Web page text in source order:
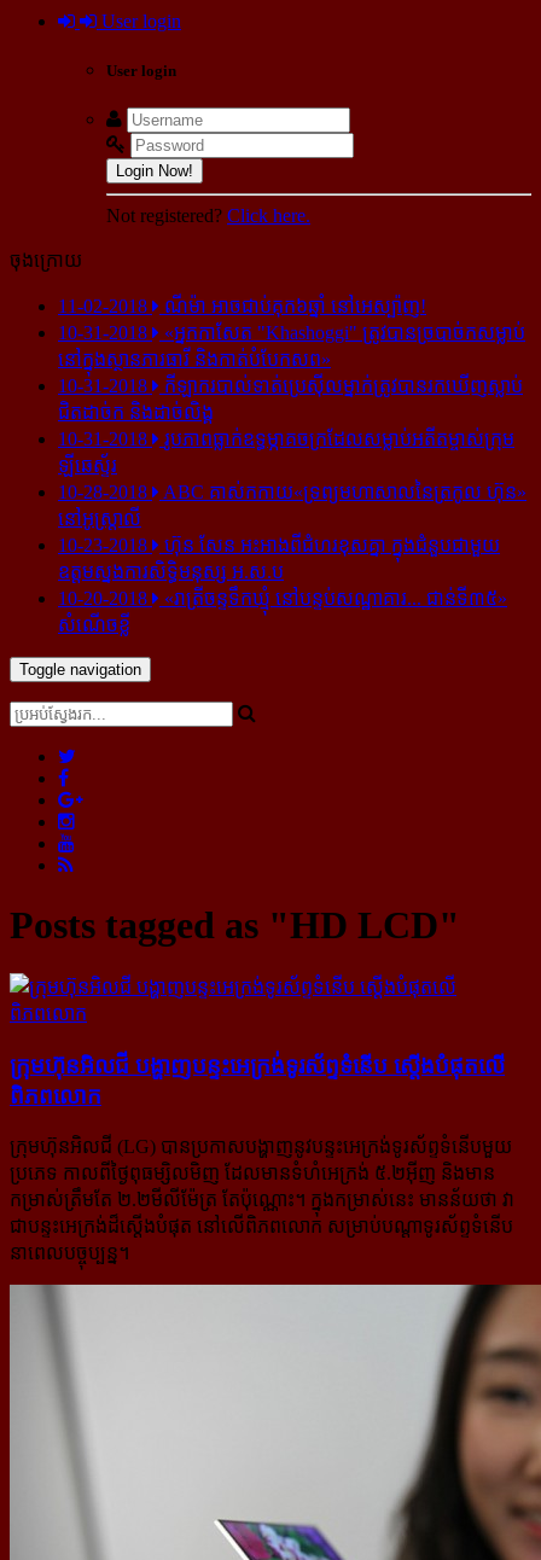
User login
User login
Login Now!
Not registered? Click here.
ចុងក្រោយ
11-02-2018
ណីម៉ា អាច​ជាប់​គុក​៦ឆ្នាំ នៅ​អេស្ប៉ាញ!
10-31-2018
«អ្នក​កាសែត "Khashoggi" ត្រូវ​បាន​ច្របាច់ក​សម្លាប់​
នៅ​ក្នុង​ស្ថាន​ភារធារី និង​កាត់​បំបែក​សព»
10-31-2018
កីឡាករ​បាល់ទាត់​ប្រេស៊ីល​ម្នាក់​ត្រូវ​បាន​រក​ឃើញ​ស្លាប់​
ជិត​ដាច់ក និង​ដាច់​លិង្គ
10-31-2018
រូបភាព​ធ្លាក់​ឧទ្ធម្ភាគចក្រ​ដែល​សម្លាប់​អតីត​ម្ចាស់​ក្រុម​
ឡីឆេស្ទ័រ
10-28-2018
ABC គាស់​កកាយ​«ទ្រព្យមហាសាល​នៃ​ត្រកូល ហ៊ុន»​
នៅ​អូស្ត្រាលី
10-23-2018
ហ៊ុន សែន អះអាង​ពី​ជំហរ​ខុស​គ្នា ក្នុង​ជំនួប​ជាមួយ​
ឧត្តម​ស្នងការ​សិទ្ធិ​មនុស្ស អ.ស.ប
10-20-2018
«រាត្រីចន្ទទឹកឃ្មុំ នៅបន្ទប់សណ្ឋាគារ... ជាន់ទី៣៥»
សំណើចខ្លី
Toggle navigation
Posts tagged as "HD LCD"
ក្រុមហ៊ុនអិលជី បង្ហាញ​បន្ទះ​អេក្រង់​ទូរស័ព្ទ​ទំនើប ស្តើង​បំផុត​លើ​
ពិភពលោក
ក្រុមហ៊ុនអិលជី (LG) បានប្រកាសបង្ហាញនូវបន្ទះអេក្រង់ទូរស័ព្ទទំនើបមួយ
ប្រភេទ កាលពីថ្ងៃពុធម្សិលមិញ ដែលមានទំហំ​អេក្រង់ ៥.២អ៊ីញ និងមាន
កម្រាស់ត្រឹមតែ ២.២មីលីម៉ែត្រ តែប៉ុណ្ណោះ។ ក្នុងកម្រាស់នេះ មានន័យថា វា
ជាបន្ទះអេក្រង់​ដ៏​ស្តើងបំផុត នៅលើពិភពលោក សម្រាប់បណ្ដាទូរស័ព្ទទំនើប
នាពេលបច្ចុប្បន្ន។